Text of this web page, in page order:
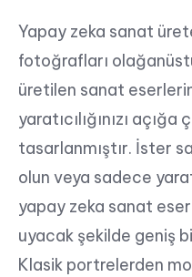
Yapay zeka sanat
fotoğrafları
üretilen sanat
yaratıcılığınızı açığa
tasarlanmıştır. İster
olun veya sadece
yapay zeka sanat
uyacak şekilde geniş
Klasik portrelerden